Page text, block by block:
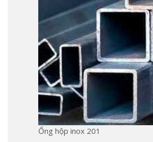
Ống hộp inox 201